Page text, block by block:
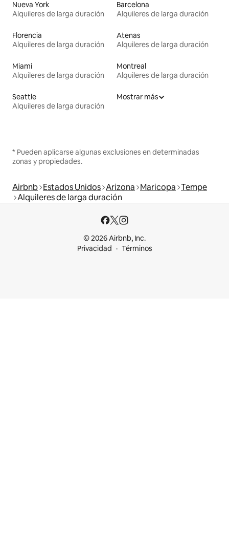
Nueva York
Alquileres de larga duración
Barcelona
Alquileres de larga duración
Florencia
Alquileres de larga duración
Atenas
Alquileres de larga duración
Miami
Alquileres de larga duración
Montreal
Alquileres de larga duración
Seattle
Alquileres de larga duración
Mostrar más
* Pueden aplicarse algunas exclusiones en determinadas
zonas y propiedades.
Airbnb Estados Unidos Arizona Maricopa Tempe
Alquileres de larga duración
© 2026 Airbnb, Inc.
Privacidad
Términos